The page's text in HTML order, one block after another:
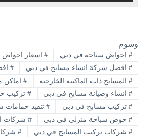
وسوم
#احواض سباحة في دبي #اسعار احواض
#افضل شركة انشاء مسابح في دبي #
#المسابح ذات الماكينة الخارجية #اماكن
#انشاء وصيانة مسابح في دبي #تركيب
#تركيب مسابح في دبي #تنفيذ حمامات
#حوض سباحة منزلي في دبي #شركات
#شركات تركيب المسابح في دبي #